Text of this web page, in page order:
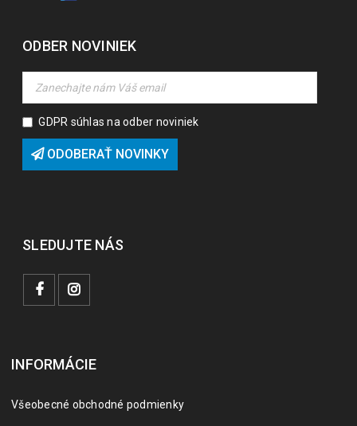
ODBER NOVINIEK
GDPR súhlas na odber noviniek
ODOBERAŤ NOVINKY
SLEDUJTE NÁS
INFORMÁCIE
Všeobecné obchodné podmienky